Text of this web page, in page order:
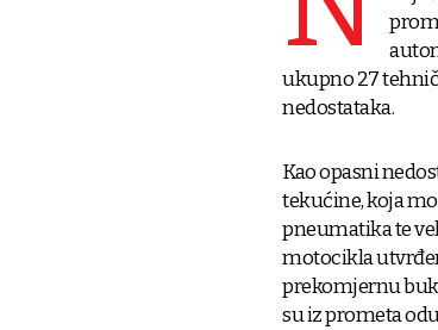
ukupno 27
nedostataka.
Kao opasni
tekućine, koja
pneumatika te
motocikla
prekomjernu
su iz prometa